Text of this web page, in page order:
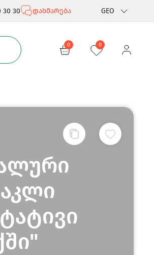
30 30 დახმარება GEO
Rus
0 0